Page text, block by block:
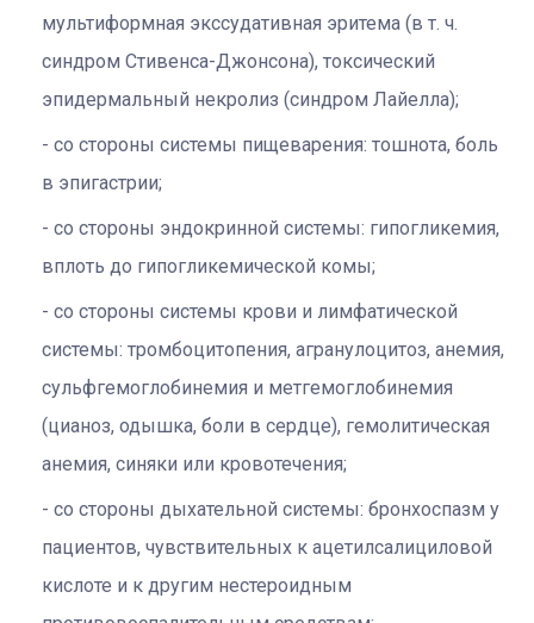
мультиформная экссудативная эритема (в т. ч.
синдром Стивенса-Джонсона), токсический
эпидермальный некролиз (синдром Лайелла);
со стороны системы пищеварения: тошнота, боль
в эпигастрии;
со стороны эндокринной системы: гипогликемия,
вплоть до гипогликемической комы;
со стороны системы крови и лимфатической
системы: тромбоцитопения, агранулоцитоз, анемия,
сульфгемоглобинемия и метгемоглобинемия
(цианоз, одышка, боли в сердце), гемолитическая
анемия, синяки или кровотечения;
со стороны дыхательной системы: бронхоспазм у
пациентов, чувствительных к ацетилсалициловой
кислоте и к другим нестероидным